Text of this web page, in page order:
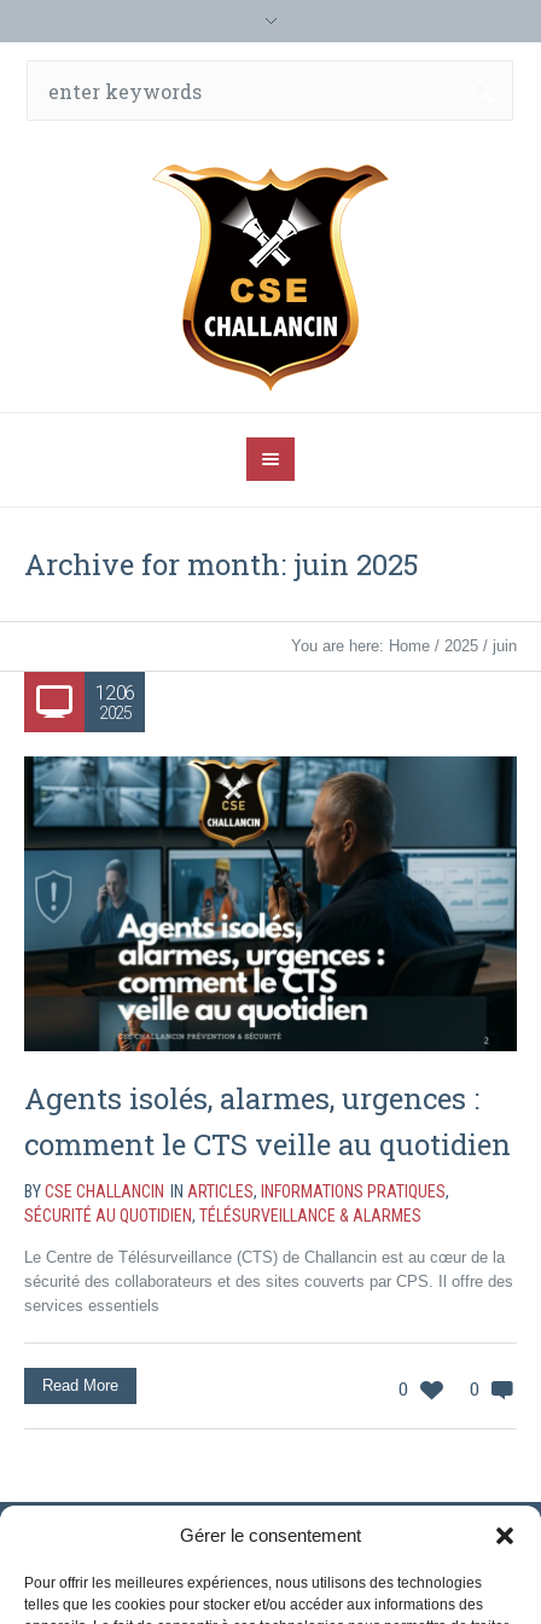
Gérer le consentement
Pour offrir les meilleures expériences, nous utilisons des technologies
telles que les cookies pour stocker et/ou accéder aux informations des
Archive for month: juin 2025
You are here: Home / 2025 / juin
12.06
2025
Agents isolés, alarmes, urgences :
comment le CTS veille au quotidien
BYCSE CHALLANCIN IN ARTICLES, INFORMATIONS PRATIQUES,
SÉCURITÉ AU QUOTIDIEN, TÉLÉSURVEILLANCE & ALARMES
Le Centre de Télésurveillance (CTS) de Challancin est au cœur de la
sécurité des collaborateurs et des sites couverts par CPS. Il offre des
services essentiels
0 0
Read More